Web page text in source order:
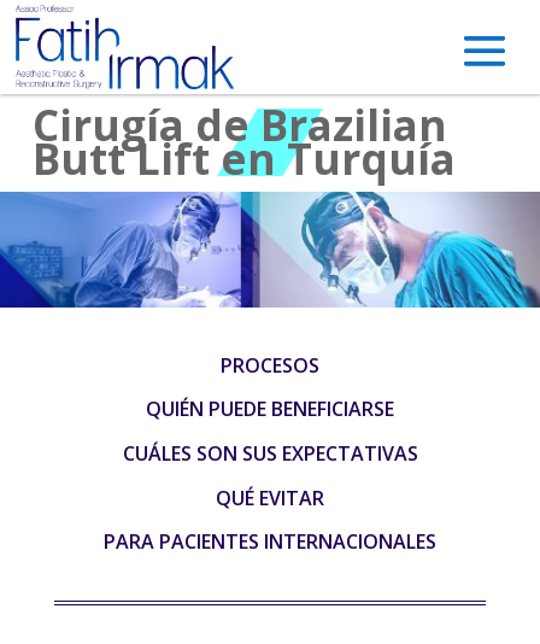
Cirugía de Brazilian
Butt Lift en Turquía
PROCESOS
QUIÉN PUEDE BENEFICIARSE
CUÁLES SON SUS EXPECTATIVAS
QUÉ EVITAR
PARA PACIENTES INTERNACIONALES